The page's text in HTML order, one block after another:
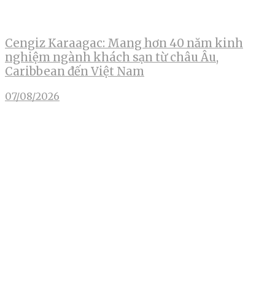
Cengiz Karaagac: Mang hơn 40 năm kinh
nghiệm ngành khách sạn từ châu Âu,
Caribbean đến Việt Nam
07/08/2026